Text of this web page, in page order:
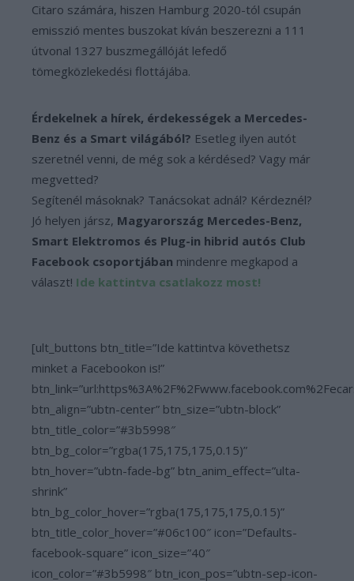
Citaro számára, hiszen Hamburg 2020-tól csupán
emisszió mentes buszokat kíván beszerezni a 111
útvonal 1327 buszmegállóját lefedő
tömegközlekedési flottájába.
Érdekelnek a hírek, érdekességek a Mercedes-
Benz és a Smart világából? Esetleg ilyen autót
szeretnél venni, de még sok a kérdésed? Vagy már
megvetted?
Segítenél másoknak? Tanácsokat adnál? Kérdeznél?
Jó helyen jársz, Magyarország Mercedes-Benz,
Smart Elektromos és Plug-in hibrid autós Club
Facebook csoportjában mindenre megkapod a
választ! Ide kattintva csatlakozz most!
[ult_buttons btn_title=”Ide kattintva követhetsz
minket a Facebookon is!”
btn_align=”ubtn-center” btn_size=”ubtn-block”
btn_title_color=”#3b5998″
btn_bg_color=”rgba(175,175,175,0.15)”
btn_hover=”ubtn-fade-bg” btn_anim_effect=”ulta-
shrink”
btn_bg_color_hover=”rgba(175,175,175,0.15)”
btn_title_color_hover=”#06c100″ icon=”Defaults-
facebook-square” icon_size=”40″
icon_color=”#3b5998″ btn_icon_pos=”ubtn-sep-icon-